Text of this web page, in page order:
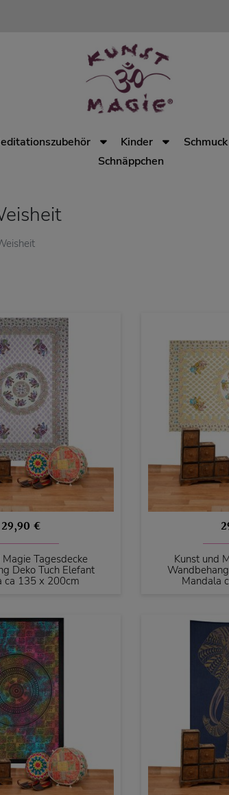
Kinder
Schnäppchen
29,90 €
Magie Tagesdecke
Deko Tuch Elefant
ca 135 x 200cm
Kunst und
Mandala